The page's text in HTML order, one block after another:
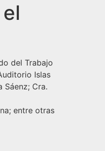
del Trabajo
Islas
Sáenz; Cra.
entre otras